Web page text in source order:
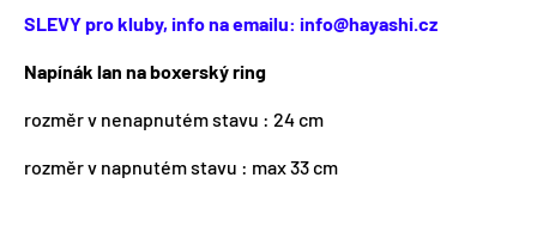
SLEVY pro kluby, info na emailu: info@hayashi.cz
Napínák lan na boxerský ring
rozměr v nenapnutém stavu : 24 cm
rozměr v napnutém stavu : max 33 cm